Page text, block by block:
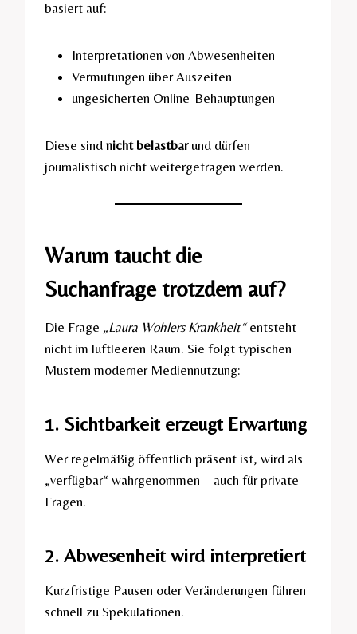
basiert auf:
Interpretationen von Abwesenheiten
Vermutungen über Auszeiten
ungesicherten Online-Behauptungen
Diese sind nicht belastbarund dürfen
journalistisch nicht weitergetragen werden.
Warum taucht die
Suchanfrage trotzdem auf?
Die Frage „Laura Wohlers Krankheit“entsteht
nicht im luftleeren Raum. Sie folgt typischen
Mustern moderner Mediennutzung:
1. Sichtbarkeit erzeugt Erwartung
Wer regelmäßig öffentlich präsent ist, wird als
„verfügbar“ wahrgenommen – auch für private
Fragen.
2. Abwesenheit wird interpretiert
Kurzfristige Pausen oder Veränderungen führen
schnell zu Spekulationen.